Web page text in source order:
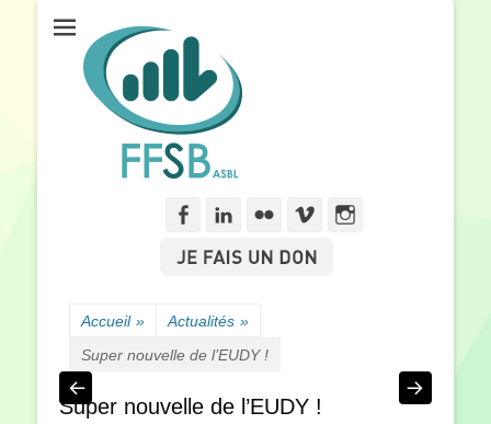
Fédération Francophone des Sourds de Belgique
FacebookLinkedln
Flickr Vimeo
Accueil » Actualités »
Super nouvelle de l’EUDY !
Super nouvelle de l’EUDY !